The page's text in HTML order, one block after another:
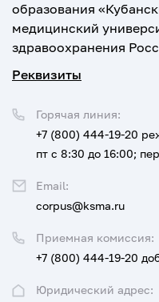
образования
медицинский
здравоохранения
Реквизиты
Юридический адрес:
Приемная комиссия:
+7 (800) 444-19-20
Горячая линия:
+7 (800) 444-19-20
пт с 8:30 до 16:00;
Email:
corpus@ksma.ru